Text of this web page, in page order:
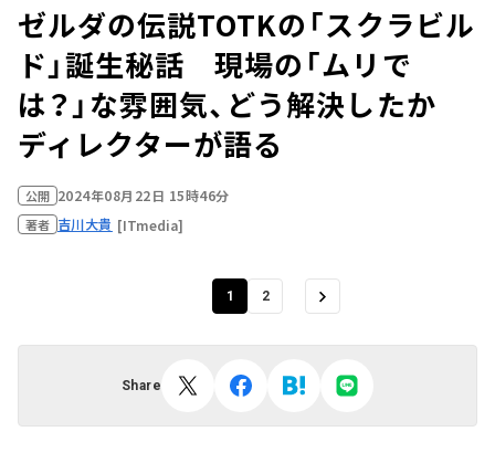
ゼルダの伝説TOTKの「スクラビル
ド」誕生秘話 現場の「ムリで
は？」な雰囲気、どう解決したか
ディレクターが語る
公開 2024年08月22日 15時46分
著者 吉川大貴 [ITmedia]
1 2
Share